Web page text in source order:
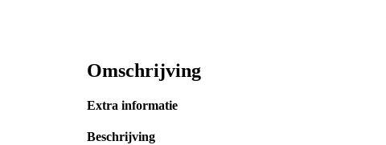
Omschrijving
Extra informatie
Beschrijving